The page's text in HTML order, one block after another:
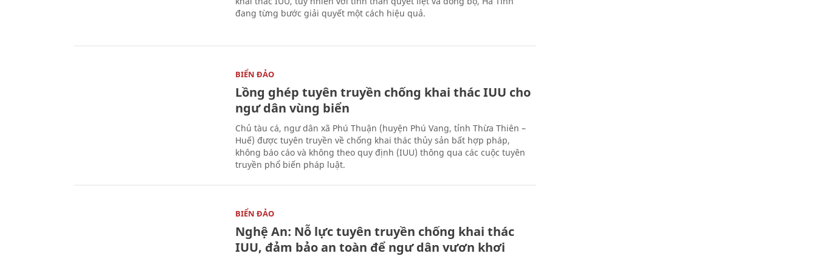
đang từng bước giải quyết một cách hiệu quả.
BIỂN ĐẢO
Lồng ghép tuyên truyền chống khai thác IUU cho
ngư dân vùng biển
Chủ tàu cá, ngư dân xã Phú Thuận (huyện Phú Vang, tỉnh Thừa Thiên –
Huế) được tuyên truyền về chống khai thác thủy sản bất hợp pháp,
không báo cáo và không theo quy định (IUU) thông qua các cuộc tuyên
truyền phổ biến pháp luật.
BIỂN ĐẢO
Nghệ An: Nỗ lực tuyên truyền chống khai thác
IUU, đảm bảo an toàn để ngư dân vươn khơi